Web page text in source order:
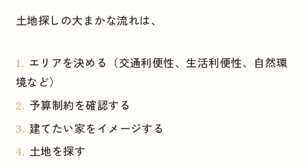
土地探しの大まかな流れは、
エリアを決める（交通利便性、生活利便性、自然環
境など）
予算制約を確認する
建てたい家をイメージする
土地を探す